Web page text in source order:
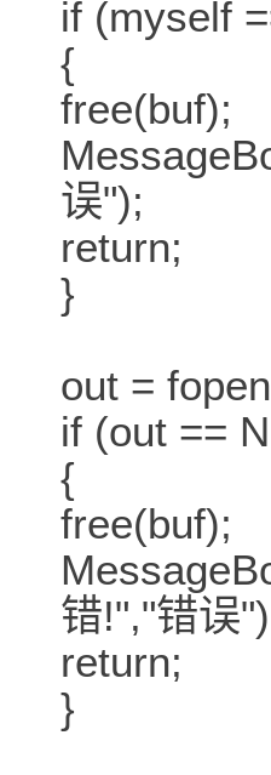
if (myself
{
free(buf);
误");
return;
}
out =
if (out ==
{
free(buf);
错!","错误
return;
}